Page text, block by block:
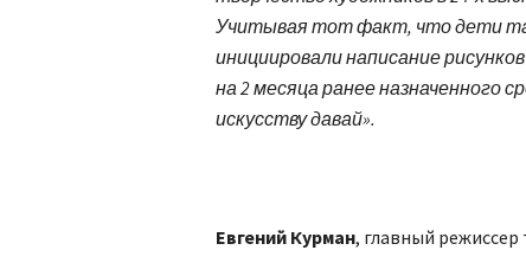
Учитывая тот факт, что дети
инициировали написание
на 2 месяца ранее назначенного
искусству давай».
Евгений Курман, главный